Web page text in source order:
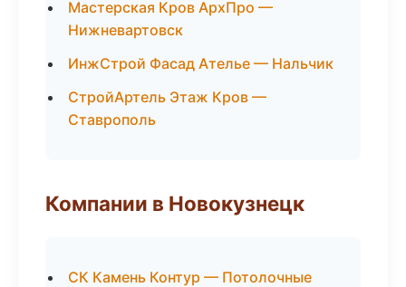
Мастерская Кров АрхПро —
Нижневартовск
ИнжСтрой Фасад Ателье — Нальчик
СтройАртель Этаж Кров —
Ставрополь
Компании в Новокузнецк
СК Камень Контур — Потолочные